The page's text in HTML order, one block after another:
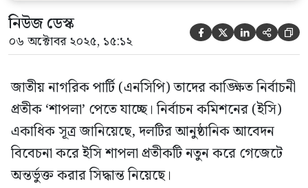
নিউজ ডেস্ক
০৬ অক্টোবর ২০২৫, ১৫:১২     
জাতীয় নাগরিক পার্টি (এনসিপি) তাদের কাঙ্ক্ষিত নির্বাচনী
প্রতীক ‘শাপলা’ পেতে যাচ্ছে। নির্বাচন কমিশনের (ইসি)
একাধিক সূত্র জানিয়েছে, দলটির আনুষ্ঠানিক আবেদন
বিবেচনা করে ইসি শাপলা প্রতীকটি নতুন করে গেজেটে
অন্তর্ভুক্ত করার সিদ্ধান্ত নিয়েছে।